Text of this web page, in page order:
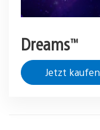
Dreams™
Jetzt kaufen